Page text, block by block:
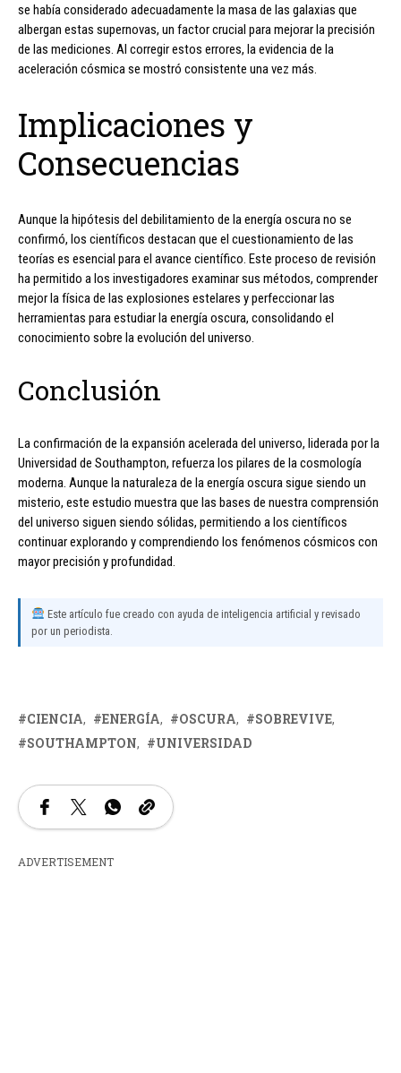
se había considerado adecuadamente la masa de las galaxias que
albergan estas supernovas, un factor crucial para mejorar la precisión
de las mediciones. Al corregir estos errores, la evidencia de la
aceleración cósmica se mostró consistente una vez más.
Implicaciones y
Consecuencias
Aunque la hipótesis del debilitamiento de la energía oscura no se
confirmó, los científicos destacan que el cuestionamiento de las
teorías es esencial para el avance científico. Este proceso de revisión
ha permitido a los investigadores examinar sus métodos, comprender
mejor la física de las explosiones estelares y perfeccionar las
herramientas para estudiar la energía oscura, consolidando el
conocimiento sobre la evolución del universo.
Conclusión
La confirmación de la expansión acelerada del universo, liderada por la
Universidad de Southampton, refuerza los pilares de la cosmología
moderna. Aunque la naturaleza de la energía oscura sigue siendo un
misterio, este estudio muestra que las bases de nuestra comprensión
del universo siguen siendo sólidas, permitiendo a los científicos
continuar explorando y comprendiendo los fenómenos cósmicos con
mayor precisión y profundidad.
Este artículo fue creado con ayuda de inteligencia artificial y revisado
por un periodista.
CIENCIA ENERGÍA OSCURA
SOBREVIVE
SOUTHAMPTON
UNIVERSIDAD
ADVERTISEMENT